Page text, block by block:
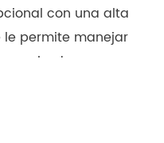
con una alta
permite manejar
con
control preciso